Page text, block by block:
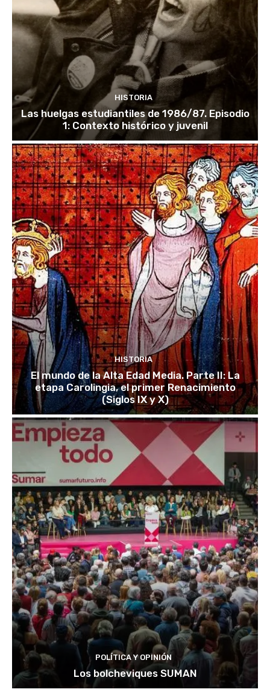
HISTORIA
Las huelgas estudiantiles de 1986/87. Episodio
1: Contexto histórico y juvenil
HISTORIA
El mundo de la Alta Edad Media. Parte II: La
etapa Carolingia, el primer Renacimiento
(Siglos IX y X)
POLÍTICA Y OPINIÓN
Los bolcheviques SUMAN